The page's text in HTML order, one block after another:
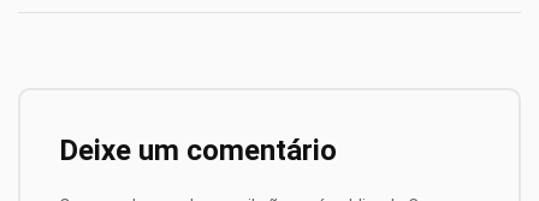
Deixe um comentário